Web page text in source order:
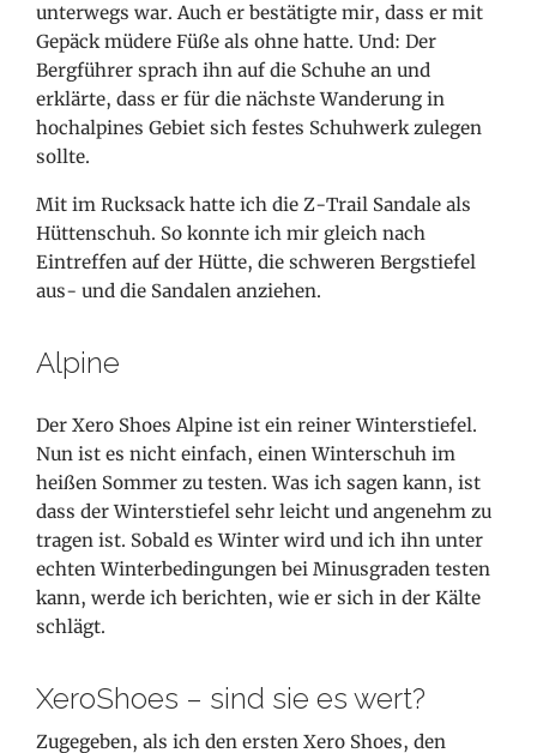
unterwegs war. Auch er bestätigte mir, dass er mit
Gepäck müdere Füße als ohne hatte. Und: Der
Bergführer sprach ihn auf die Schuhe an und
erklärte, dass er für die nächste Wanderung in
hochalpines Gebiet sich festes Schuhwerk zulegen
sollte.
Mit im Rucksack hatte ich die Z-Trail Sandale als
Hüttenschuh. So konnte ich mir gleich nach
Eintreffen auf der Hütte, die schweren Bergstiefel
aus- und die Sandalen anziehen.
Alpine
Der Xero Shoes Alpine ist ein reiner Winterstiefel.
Nun ist es nicht einfach, einen Winterschuh im
heißen Sommer zu testen. Was ich sagen kann, ist
dass der Winterstiefel sehr leicht und angenehm zu
tragen ist. Sobald es Winter wird und ich ihn unter
echten Winterbedingungen bei Minusgraden testen
kann, werde ich berichten, wie er sich in der Kälte
schlägt.
XeroShoes – sind sie es wert?
Zugegeben, als ich den ersten Xero Shoes, den